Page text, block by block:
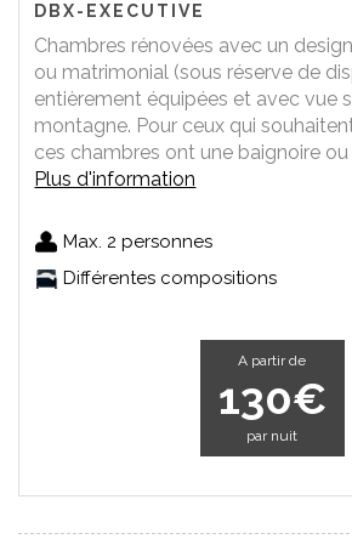
DBX-EXECUTIVE
Chambres rénovées avec un
ou matrimonial (sous réserve de
entièrement équipées et avec vue
montagne. Pour ceux qui
ces chambres ont une baignoire
Plus d'information
Max. 2 personnes
Différentes compositions
A partir de
130€
par nuit